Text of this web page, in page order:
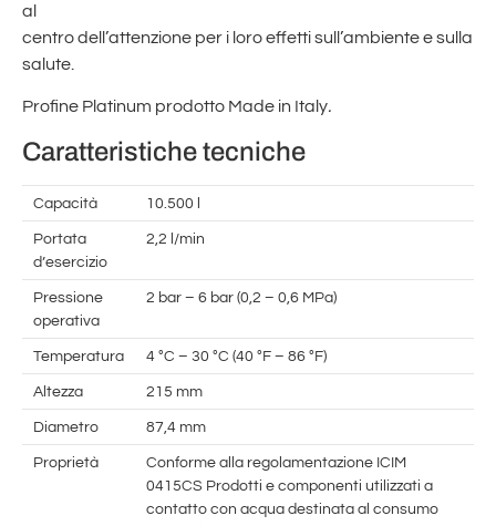
al
centro dell’attenzione per i loro effetti sull’ambiente e sulla
salute.
Profine Platinum prodotto Made in Italy.
Caratteristiche tecniche
Capacità 10.500 l
Portata
d’esercizio
2,2 l/min
Pressione
operativa
2 bar – 6 bar (0,2 – 0,6 MPa)
Temperatura 4 °C – 30 °C (40 °F – 86 °F)
Altezza 215 mm
Diametro 87,4 mm
Proprietà
Conforme alla regolamentazione ICIM
0415CS Prodotti e componenti utilizzati a
contatto con acqua destinata al consumo